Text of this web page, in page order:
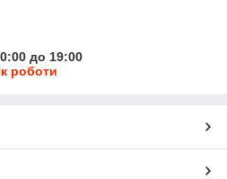
до 19:00
роботи